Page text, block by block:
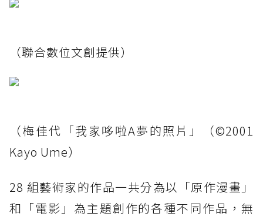
（聯合數位文創提供）
（梅佳代「我家哆啦A夢的照片」（©2001
Kayo Ume）
28 組藝術家的作品一共分為以「原作漫畫」
和「電影」為主題創作的各種不同作品，無